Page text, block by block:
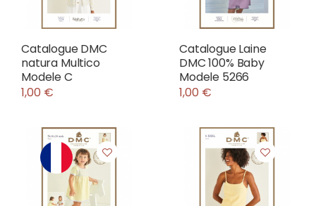
Catalogue DMC
natura Multico
Modele C
1,00 €
Catalogue Laine
DMC 100% Baby
Modele 5266
1,00 €